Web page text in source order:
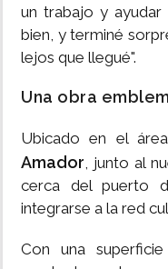
un trabajo y
bien, y terminé
lejos que llegué".
Una obra
Ubicado en el
Amador, junto al
cerca del puerto
integrarse a la red
Con una